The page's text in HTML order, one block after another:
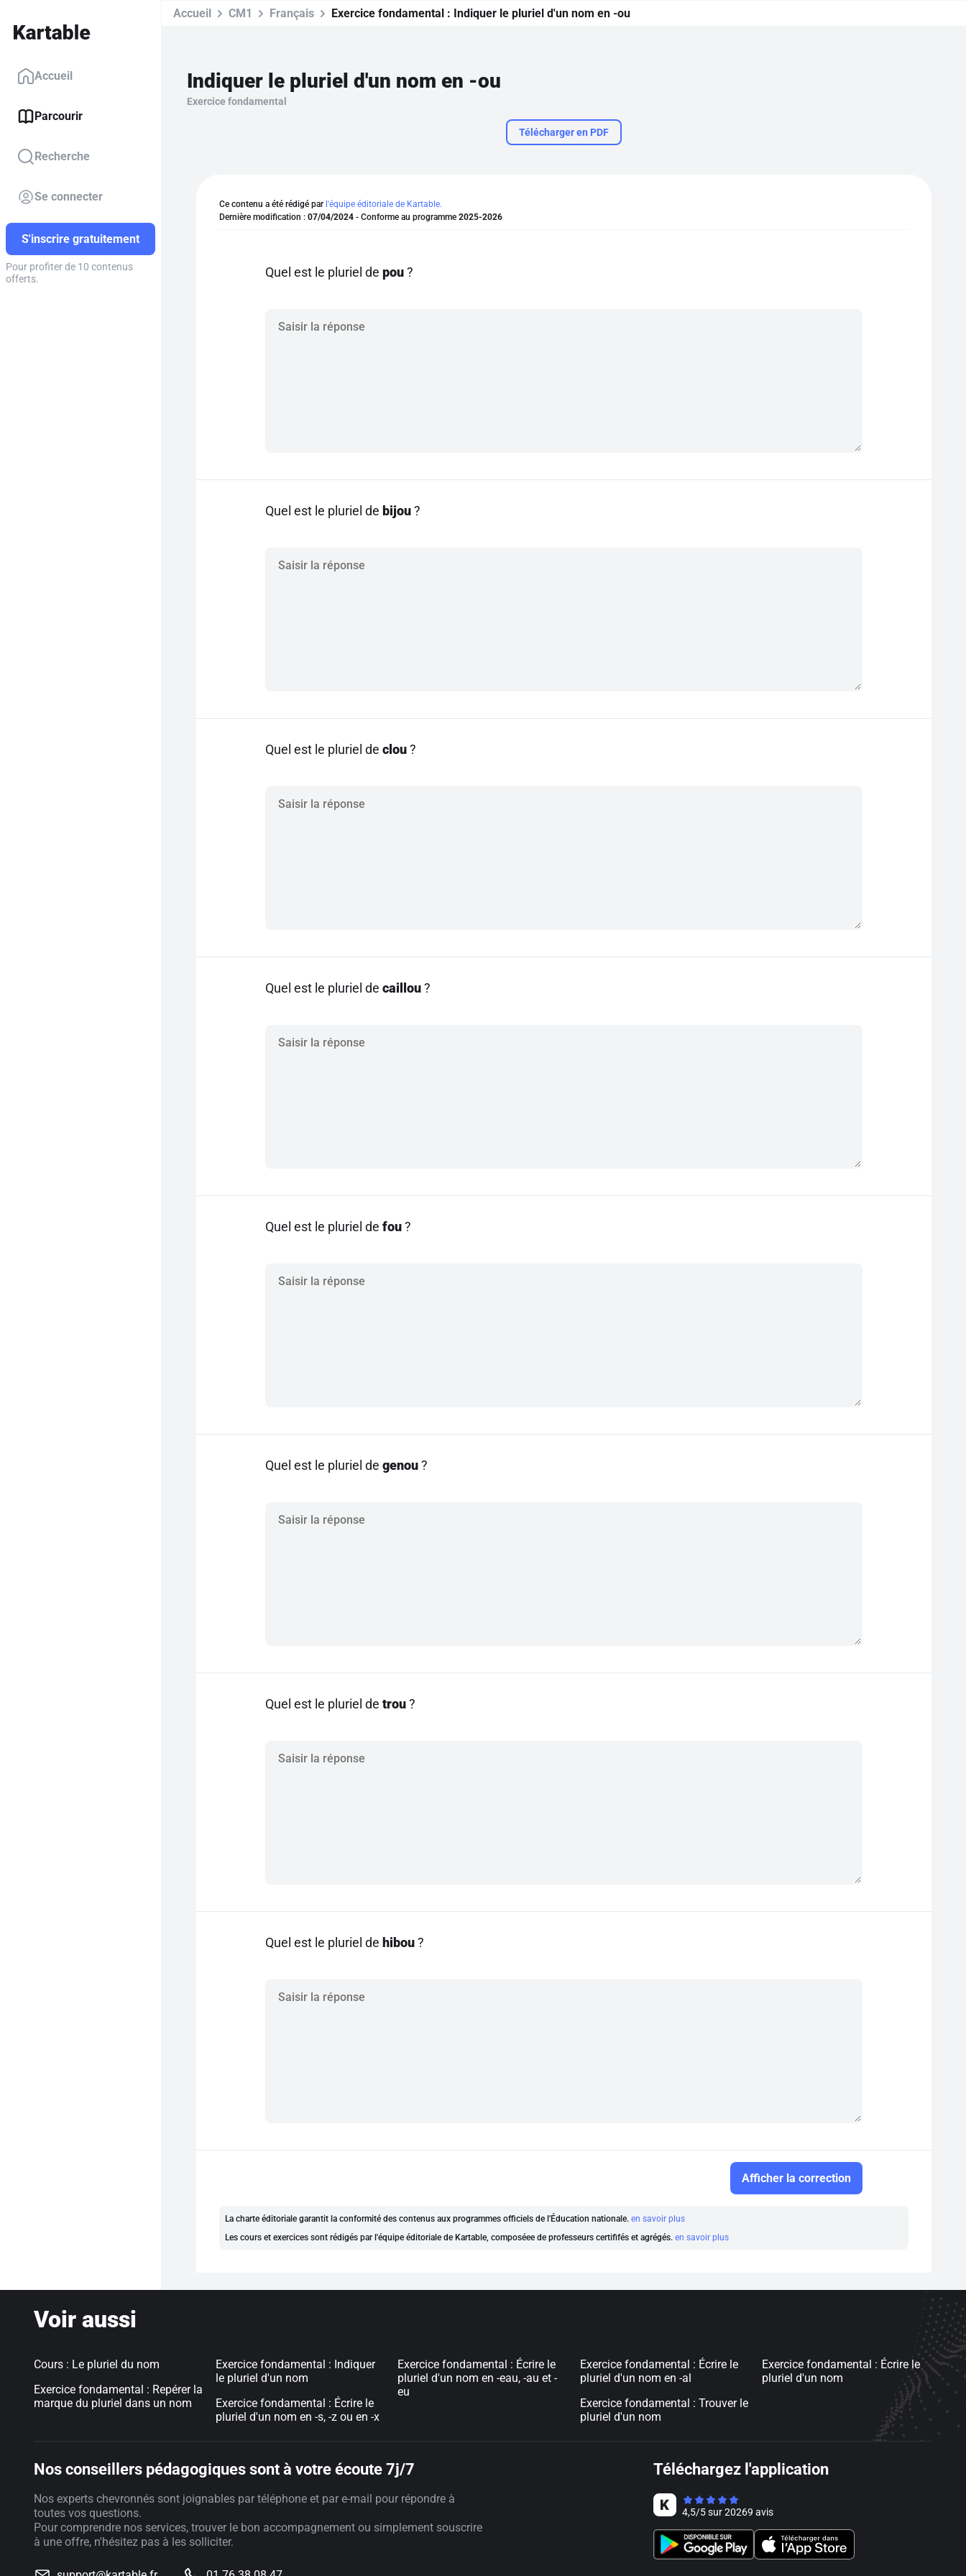
Accueil
Parcourir
Recherche
Se connecter
S'inscrire gratuitement
Pour profiter de 10 contenus
offerts.
Accueil CM1 Français Exercice fondamental : Indiquer le pluriel d'un nom en -ou
Indiquer le pluriel d'un nom en -ou
Exercice fondamental
Télécharger en PDF
Ce contenu a été rédigé par l'équipe éditoriale de Kartable.
Dernière modification : 07/04/2024 - Conforme au programme 2025-2026
Quel est le pluriel de pou?
Quel est le pluriel de bijou?
Quel est le pluriel de clou?
Quel est le pluriel de caillou?
Quel est le pluriel de fou?
Quel est le pluriel de genou?
Quel est le pluriel de trou?
Quel est le pluriel de hibou?
Afficher la correction
La charte éditoriale garantit la conformité des contenus aux programmes officiels de l'Éducation nationale. en savoir plus
Les cours et exercices sont rédigés par l'équipe éditoriale de Kartable, composéee de professeurs certififés et agrégés. en savoir plus
Voir aussi
Cours : Le pluriel du nom
Exercice fondamental : Repérer la
marque du pluriel dans un nom
Exercice fondamental : Indiquer
le pluriel d'un nom
Exercice fondamental : Écrire le
pluriel d'un nom en -s, -z ou en -x
Exercice fondamental : Écrire le
pluriel d'un nom en -eau, -au et -
eu
Exercice fondamental : Écrire le
pluriel d'un nom en -al
Exercice fondamental : Trouver le
pluriel d'un nom
Exercice fondamental : Écrire le
pluriel d'un nom
Nos conseillers pédagogiques sont à votre écoute 7j/7
Nos experts chevronnés sont joignables par téléphone et par e-mail pour répondre à
toutes vos questions.
Pour comprendre nos services, trouver le bon accompagnement ou simplement souscrire
à une offre, n'hésitez pas à les solliciter.
Téléchargez l'application
4,5/5sur20269 avis